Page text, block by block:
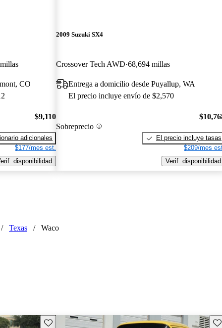
CO
$9,110
adicionales
$177/mes est.
disponibilidad
2009 Suzuki SX4
Crossover Tech AWD 68,694 millas
Entrega a domicilio desde Puyallup, WA
El precio incluye envío de $2,570
Sobreprecio
El precio incluye tasas
$209/mes
Verif. disponibilidad
/ Texas / Waco
Guarda este Aviso